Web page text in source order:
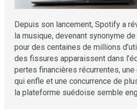
Depuis son lancement, Spotify a
la musique, devenant synonyme
pour des centaines de millions
des fissures apparaissent dans
pertes financières récurrentes,
qui enfle et une concurrence de
la plateforme suédoise semble